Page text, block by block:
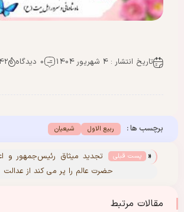
تاریخ انتشار : 4 شهریور 1404 0 دیدگاه 942
برچسب ها : ربیع الاول شیعیان
« پست قبلی
تجدید میثاق رئیس‌جمهور و
آرمان‌های حضرت امام
حضرت عالم را پر می کند از عدالت
مقالات مرتبط